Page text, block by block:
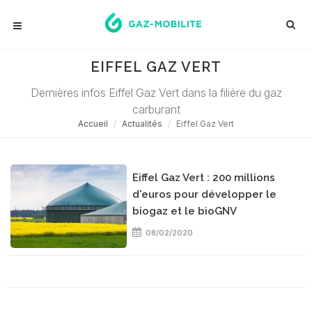
EIFFEL GAZ VERT
Dernières infos Eiffel Gaz Vert dans la filière du gaz
carburant
Accueil Actualités Eiffel Gaz Vert
Eiffel Gaz Vert : 200 millions
d'euros pour développer le
biogaz et le bioGNV
08/02/2020